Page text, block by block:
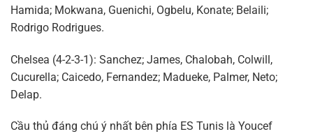
Hamida; Mokwana, Guenichi, Ogbelu, Konate; Belaili;
Rodrigo Rodrigues.
Chelsea (4-2-3-1): Sanchez; James, Chalobah, Colwill,
Cucurella; Caicedo, Fernandez; Madueke, Palmer, Neto;
Delap.
Cầu thủ đáng chú ý nhất bên phía ES Tunis là Youcef